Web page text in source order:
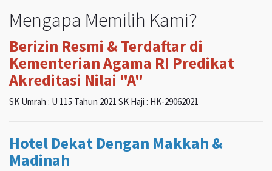
Mengapa Memilih Kami?
Berizin Resmi & Terdaftar di
Kementerian Agama RI Predikat
Akreditasi Nilai "A"
SK Umrah : U 115 Tahun 2021 SK Haji : HK-29062021
Hotel Dekat Dengan Makkah &
Madinah